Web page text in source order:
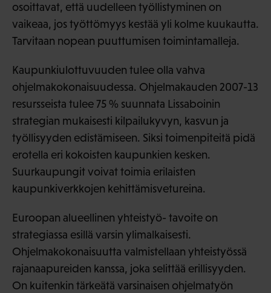
osoittavat, että uudelleen työllistyminen on
vaikeaa, jos työttömyys kestää yli kolme kuukautta.
Tarvitaan nopean puuttumisen toimintamalleja.
Kaupunkiulottuvuuden tulee olla vahva
ohjelmakokonaisuudessa. Ohjelmakauden 2007-13
resursseista tulee 75 % suunnata Lissaboinin
strategian mukaisesti kilpailukyvyn, kasvun ja
työllisyyden edistämiseen. Siksi toimenpiteitä pidä
erotella eri kokoisten kaupunkien kesken.
Suurkaupungit voivat toimia erilaisten
kaupunkiverkkojen kehittämisvetureina.
Euroopan alueellinen yhteistyö- tavoite on
strategiassa esillä varsin ylimalkaisesti.
Ohjelmakokonaisuutta valmistellaan yhteistyössä
rajanaapureiden kanssa, joka selittää erillisyyden.
On kuitenkin tärkeätä varsinaisen ohjelmatyön